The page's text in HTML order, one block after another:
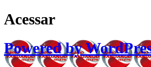
Acessar
Powered by